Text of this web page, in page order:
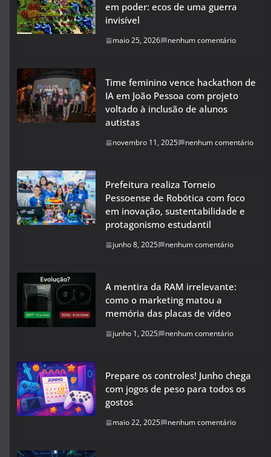
em poder: ecos de uma guerra
invisível
maio 25, 2026 nenhum comentário
Time feminino vence hackathon de
IA em João Pessoa com projeto
voltado à inclusão de alunos
autistas
novembro 11, 2025 nenhum comentário
Prefeitura realiza Torneio
Pessoense de Robótica com foco
em inovação, sustentabilidade e
protagonismo estudantil
junho 8, 2025 nenhum comentário
A mentira da RAM irrelevante:
como o marketing matou a
memória das placas de vídeo
junho 1, 2025 nenhum comentário
Prepare os controles! Junho chega
com jogos de peso para todos os
gostos
maio 22, 2025 nenhum comentário